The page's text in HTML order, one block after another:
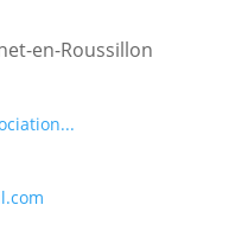
en-Roussillon